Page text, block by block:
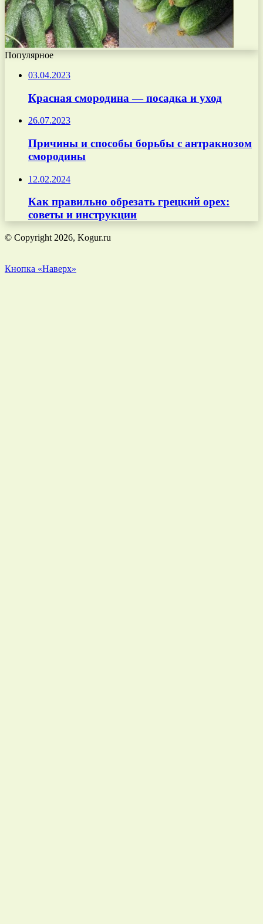
Популярное
03.04.2023
Красная смородина — посадка и уход
26.07.2023
Причины и способы борьбы с антракнозом
смородины
12.02.2024
Как правильно обрезать грецкий орех:
советы и инструкции
© Copyright 2026, Kogur.ru
Кнопка «Наверх»